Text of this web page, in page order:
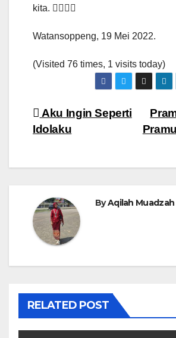
kita. ✊🏻💪🏻
Watansoppeng, 19 Mei 2022.
(Visited 76 times, 1 visits today)
Navigasi
pos
Aku Ingin Seperti
Idolaku
ByAqilah Muadzah
RELATED POST